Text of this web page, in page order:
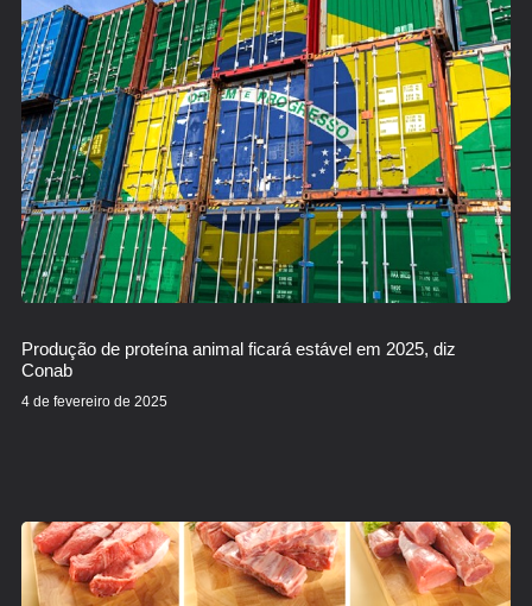
Produção de proteína animal ficará estável em 2025, diz
Conab
4 de fevereiro de 2025